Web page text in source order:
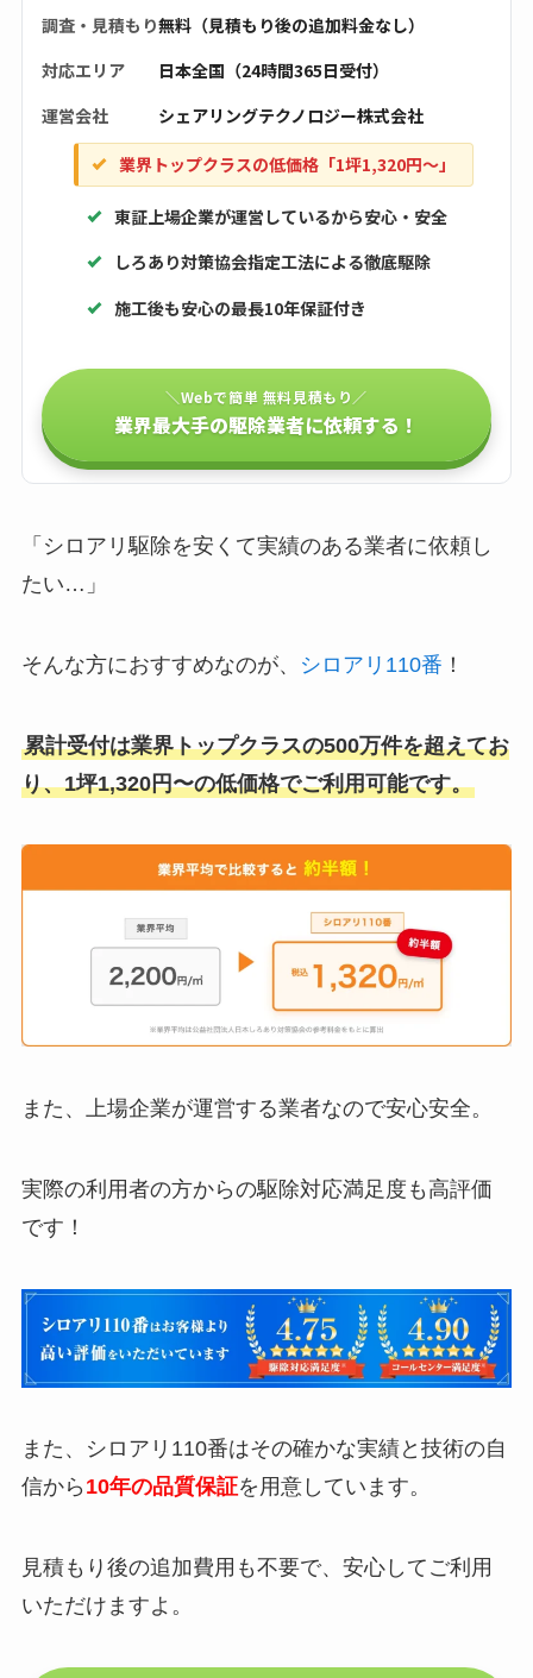
調査・見積もり無料（見積もり後の追加料金なし）
対応エリア
日本全国（24時間365日受付）
運営会社
シェアリングテクノロジー株式会社
業界トップクラスの低価格「1坪1,320円〜」
東証上場企業が運営しているから安心・安全
しろあり対策協会指定工法による徹底駆除
施工後も安心の最長10年保証付き
＼Webで簡単 無料見積もり／
業界最大手の駆除業者に依頼する！
「シロアリ駆除を安くて実績のある業者に依頼し
たい…」
そんな方におすすめなのが、 シロアリ110番 ！
累計受付は業界トップクラスの500万件を超えてお
り、1坪1,320円〜の低価格でご利用可能です。
また、上場企業が運営する業者なので安心安全。
実際の利用者の方からの駆除対応満足度も高評価
です！
また、シロアリ110番はその確かな実績と技術の自
信から 10年の品質保証を用意しています。
見積もり後の追加費用も不要で、安心してご利用
いただけますよ。